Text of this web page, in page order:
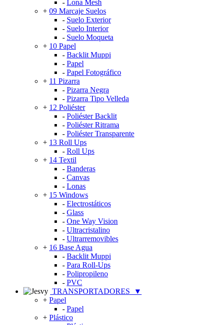
- Lona Mesh
+ 09 Marcaje Suelos
- Suelo Exterior
- Suelo Interior
- Suelo Moqueta
+ 10 Papel
- Backlit Muppi
- Papel
- Papel Fotográfico
+ 11 Pizarra
- Pizarra Negra
- Pizarra Tipo Velleda
+ 12 Poliéster
- Poliéster Backlit
- Poliéster Ritrama
- Poliéster Transparente
+ 13 Roll Ups
- Roll Ups
+ 14 Textil
- Banderas
- Canvas
- Lonas
+ 15 Windows
- Electrostáticos
- Glass
- One Way Vision
- Ultracristalino
- Ultrarremovibles
+ 16 Base Agua
- Backlit Muppi
- Para Roll-Ups
- Polipropileno
- PVC
TRANSPORTADORES
▼
+ Papel
- Papel
+ Plástico